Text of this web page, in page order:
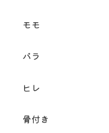
モモ
バラ
ヒレ
骨付き